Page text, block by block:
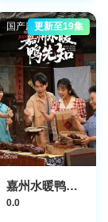
国产剧更新至19集
嘉州水暖鸭先知
0.0